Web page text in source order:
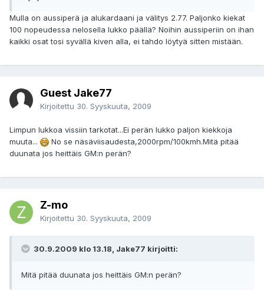
Mulla on aussiperä ja alukardaani ja välitys 2.77. Paljonko kiekat
100 nopeudessa nelosella lukko päällä? Noihin aussiperiin on ihan
kaikki osat tosi syvällä kiven alla, ei tahdo löytyä sitten mistään.
Guest Jake77
Kirjoitettu 30. Syyskuuta, 2009
Limpun lukkoa vissiin tarkotat...Ei perän lukko paljon kiekkoja
muuta...
No se näsäviisaudesta,2000rpm/100kmh.Mitä pitää
duunata jos heittäis GM:n perän?
Z-mo
Kirjoitettu 30. Syyskuuta, 2009
30.9.2009 klo 13.18, Jake77 kirjoitti:
Mitä pitää duunata jos heittäis GM:n perän?